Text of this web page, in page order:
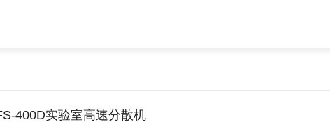
400D实验室高速分散机